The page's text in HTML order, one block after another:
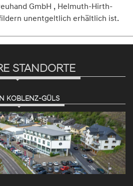
GmbH , Helmuth-Hirth-
unentgeltlich erhältlich ist.
STANDORTE
KOBLENZ-GÜLS